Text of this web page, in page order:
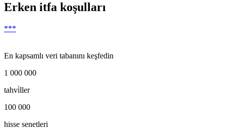
Erken itfa koşulları
***
En kapsamlı veri tabanını keşfedin
1 000 000
tahvi̇ller
100 000
hisse senetleri